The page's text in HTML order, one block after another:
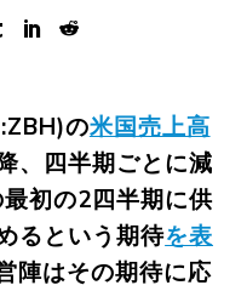
の米国売上高
、四半期ごとに減
初の2四半期に供
るという期待を表
陣はその期待に応